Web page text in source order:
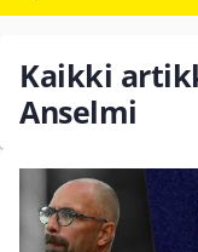
Kaikki
Anselmi